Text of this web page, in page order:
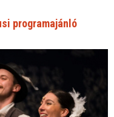
programajánló